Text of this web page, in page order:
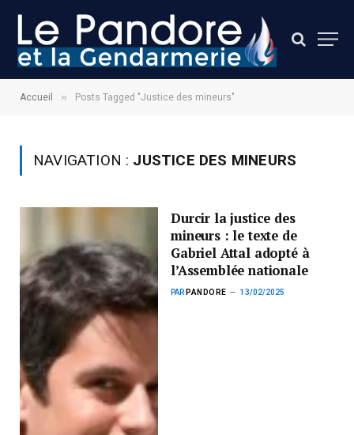
Accueil » Posts Tagged "Justice des mineurs"
NAVIGATION : JUSTICE DES MINEURS
Durcir la justice des
mineurs : le texte de
Gabriel Attal adopté à
l’Assemblée nationale
PAR PANDORE 13/02/2025